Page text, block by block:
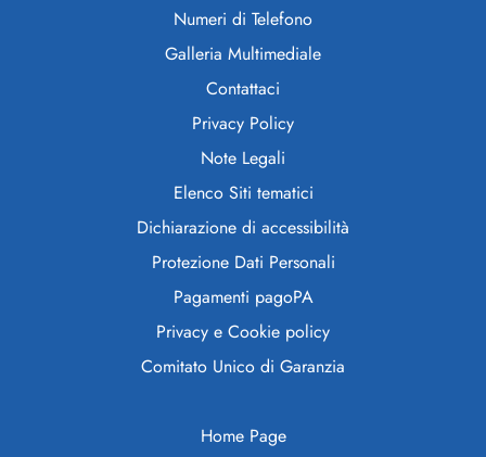
Numeri di Telefono
Galleria Multimediale
Contattaci
Privacy Policy
Note Legali
Elenco Siti tematici
Dichiarazione di accessibilità
Protezione Dati Personali
Pagamenti pagoPA
Privacy e Cookie policy
Comitato Unico di Garanzia
Home Page